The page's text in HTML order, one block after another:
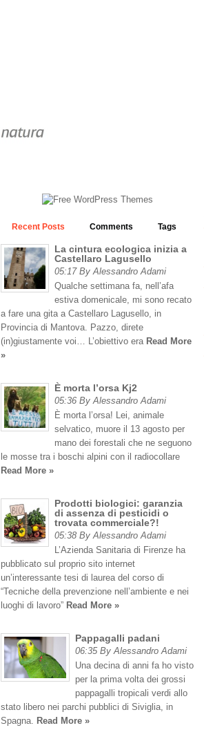
Recent Posts Comments Tags
La cintura ecologica inizia a
Castellaro Lagusello
05:17 By Alessandro Adami
Qualche settimana fa, nell’afa
estiva domenicale, mi sono recato
a fare una gita a Castellaro Lagusello, in
Provincia di Mantova. Pazzo, direte
(in)giustamente voi… L’obiettivo era Read More
»
È morta l’orsa Kj2
05:36 By Alessandro Adami
È morta l’orsa! Lei, animale
selvatico, muore il 13 agosto per
mano dei forestali che ne seguono
le mosse tra i boschi alpini con il radiocollare
Read More »
Prodotti biologici: garanzia
di assenza di pesticidi o
trovata commerciale?!
05:38 By Alessandro Adami
L’Azienda Sanitaria di Firenze ha
pubblicato sul proprio sito internet
un’interessante tesi di laurea del corso di
“Tecniche della prevenzione nell’ambiente e nei
luoghi di lavoro” Read More »
Pappagalli padani
06:35 By Alessandro Adami
Una decina di anni fa ho visto
per la prima volta dei grossi
pappagalli tropicali verdi allo
stato libero nei parchi pubblici di Siviglia, in
Spagna. Read More »